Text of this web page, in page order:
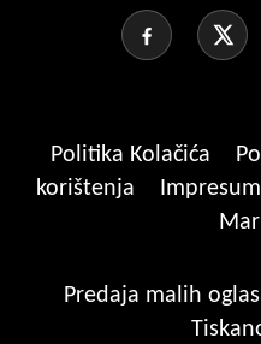
Politika Kolačića
korištenja
Impresum
Predaja malih